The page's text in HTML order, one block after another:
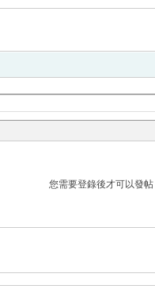
您需要登錄後才可以發帖